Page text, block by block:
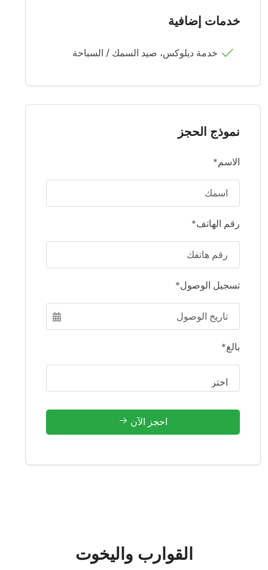
خدمات إضافية
خدمة ديلوكس، صيد السمك / السباحة
نموذج الحجز
الاسم*
رقم الهاتف*
تسجيل الوصول*
بالغ*
احجز الآن
القوارب واليخوت